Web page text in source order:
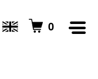
0
ΕΒΔΟΜΑΔΑ